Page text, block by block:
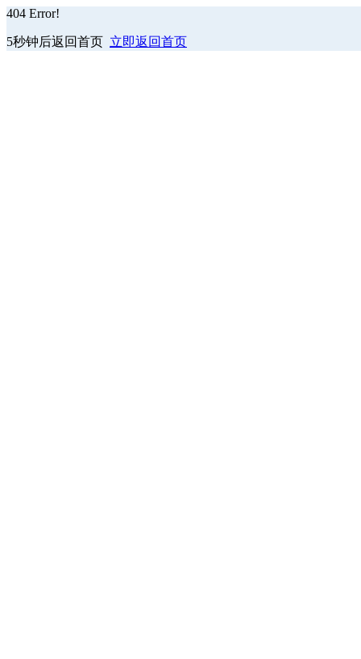
404 Error!
5秒钟后返回首页 立即返回首页